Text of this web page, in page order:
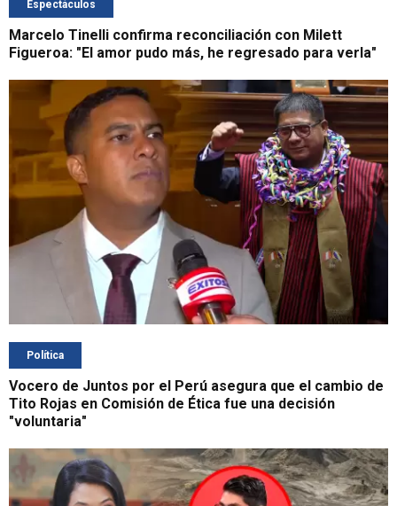
Espectáculos
Marcelo Tinelli confirma reconciliación con Milett
Figueroa: "El amor pudo más, he regresado para verla"
Política
Vocero de Juntos por el Perú asegura que el cambio de
Tito Rojas en Comisión de Ética fue una decisión
"voluntaria"